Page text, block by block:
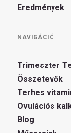
Eredmények
NAVIGÁCIÓ
Trimeszter
Összetevők
Terhes
Ovulációs
Blog